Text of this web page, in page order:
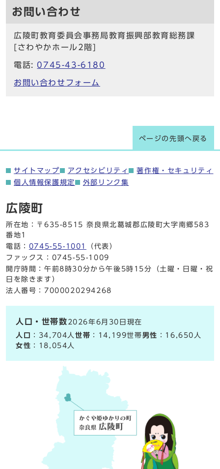
お問い合わせ
広陵町教育委員会事務局教育振興部教育総務課
[さわやかホール2階]
電話: 0745-43-6180
お問い合わせフォーム
ページの先頭へ戻る
サイトマップ アクセシビリティ
著作権・セキュリティ
個人情報保護規定
外部リンク集
広陵町
所在地：〒635-8515 奈良県北葛城郡広陵町大字南郷583
番地1
電話： 0745-55-1001
（代表）
ファックス：0745-55-1009
開庁時間：午前8時30分から午後5時15分（土曜・日曜・祝
日を除きます）
法人番号：7000020294268
人口・世帯数 2026年6月30日現在
人口
：34,704人世帯 ：14,199世帯男性 ：16,650人
女性 ：18,054人